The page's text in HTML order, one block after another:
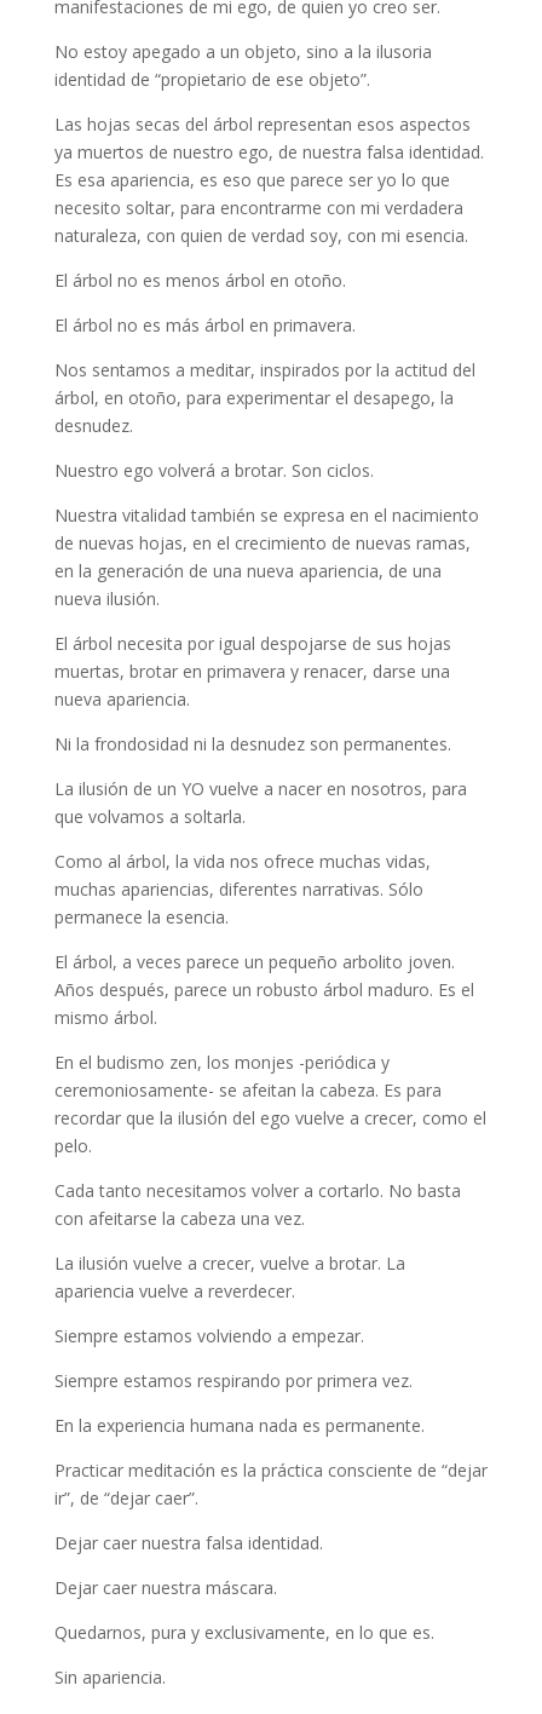
manifestaciones de mi ego, de quien yo creo ser.
No estoy apegado a un objeto, sino a la ilusoria
identidad de “propietario de ese objeto”.
Las hojas secas del árbol representan esos aspectos
ya muertos de nuestro ego, de nuestra falsa identidad.
Es esa apariencia, es eso que parece ser yo lo que
necesito soltar, para encontrarme con mi verdadera
naturaleza, con quien de verdad soy, con mi esencia.
El árbol no es menos árbol en otoño.
El árbol no es más árbol en primavera.
Nos sentamos a meditar, inspirados por la actitud del
árbol, en otoño, para experimentar el desapego, la
desnudez.
Nuestro ego volverá a brotar. Son ciclos.
Nuestra vitalidad también se expresa en el nacimiento
de nuevas hojas, en el crecimiento de nuevas ramas,
en la generación de una nueva apariencia, de una
nueva ilusión.
El árbol necesita por igual despojarse de sus hojas
muertas, brotar en primavera y renacer, darse una
nueva apariencia.
Ni la frondosidad ni la desnudez son permanentes.
La ilusión de un YO vuelve a nacer en nosotros, para
que volvamos a soltarla.
Como al árbol, la vida nos ofrece muchas vidas,
muchas apariencias, diferentes narrativas. Sólo
permanece la esencia.
El árbol, a veces parece un pequeño arbolito joven.
Años después, parece un robusto árbol maduro. Es el
mismo árbol.
En el budismo zen, los monjes -periódica y
ceremoniosamente- se afeitan la cabeza. Es para
recordar que la ilusión del ego vuelve a crecer, como el
pelo.
Cada tanto necesitamos volver a cortarlo. No basta
con afeitarse la cabeza una vez.
La ilusión vuelve a crecer, vuelve a brotar. La
apariencia vuelve a reverdecer.
Siempre estamos volviendo a empezar.
Siempre estamos respirando por primera vez.
En la experiencia humana nada es permanente.
Practicar meditación es la práctica consciente de “dejar
ir”, de “dejar caer”.
Dejar caer nuestra falsa identidad.
Dejar caer nuestra máscara.
Quedarnos, pura y exclusivamente, en lo que es.
Sin apariencia.